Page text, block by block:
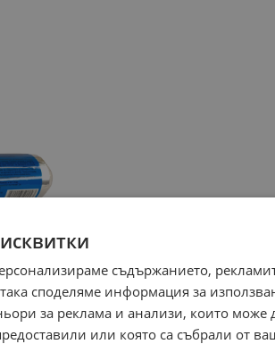
съдържанието,
споделяме информация за
за реклама и анализи, които може
или която са събрали от